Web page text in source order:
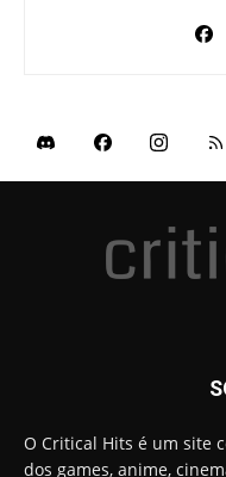
O Critical Hits é um site
dos games, anime,